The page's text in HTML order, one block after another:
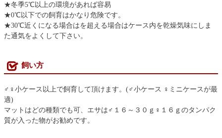
★冬季5℃以上の環境があれば容易
★0℃以下での飼育はかなり危険です。
★30℃近くになる場合はを超える場合はケース内を乾燥気味にしま
た通気をよくして下さい。
飼い方
♂♀小ケース以上で飼育して頂けます。(♂小ケース ♀ミニケースが最
適)
マットはどの種類でも可、エサは♂１６～３０ｇ♀１６ｇのタンパク
質が入った物がお勧めです。